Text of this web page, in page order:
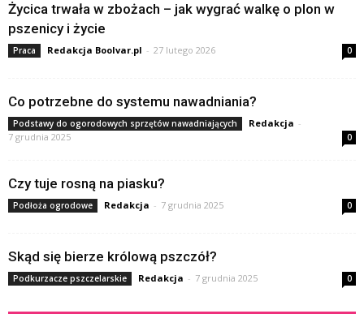
Życica trwała w zbożach – jak wygrać walkę o plon w
pszenicy i życie
Praca Redakcja Boolvar.pl - 27 lutego 2026 0
Co potrzebne do systemu nawadniania?
Podstawy do ogorodowych sprzętów nawadniających Redakcja -
7 grudnia 2025
0
Czy tuje rosną na piasku?
Podłoża ogrodowe Redakcja - 7 grudnia 2025 0
Skąd się bierze królową pszczół?
Podkurzacze pszczelarskie Redakcja - 7 grudnia 2025 0